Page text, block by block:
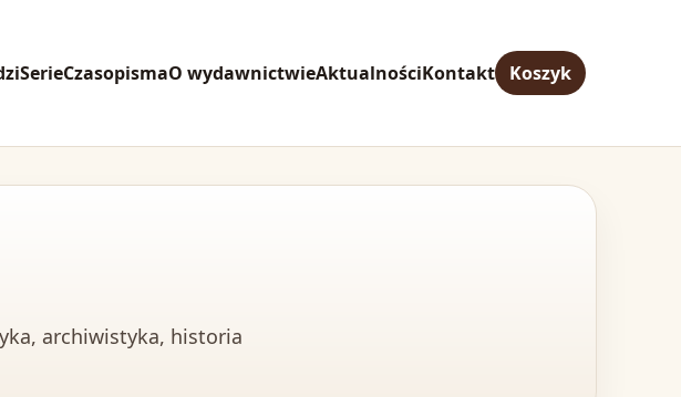
SerieCzasopismaO wydawnictwieAktualnościKontakt Koszyk
archiwistyka, historia